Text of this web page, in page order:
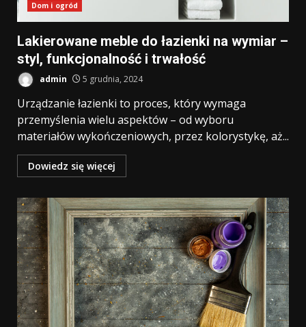
Dom i ogród
Lakierowane meble do łazienki na wymiar –
styl, funkcjonalność i trwałość
admin 5 grudnia, 2024
Urządzanie łazienki to proces, który wymaga
przemyślenia wielu aspektów – od wyboru
materiałów wykończeniowych, przez kolorystykę, aż...
Dowiedz się więcej